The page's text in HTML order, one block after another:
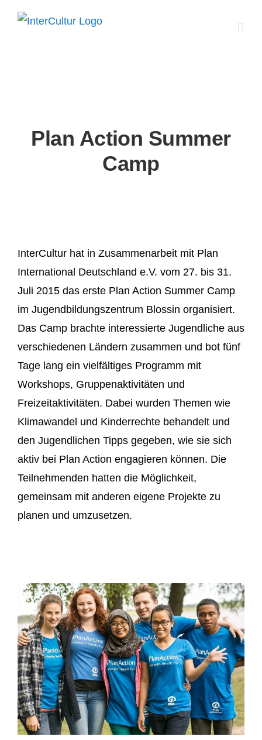
Zum
Plan Action Summer
Camp
InterCultur hat in Zusammenarbeit mit Plan
International Deutschland e.V. vom 27. bis 31.
Juli 2015 das erste Plan Action Summer Camp
im Jugendbildungszentrum Blossin organisiert.
Das Camp brachte interessierte Jugendliche aus
verschiedenen Ländern zusammen und bot fünf
Tage lang ein vielfältiges Programm mit
Workshops, Gruppenaktivitäten und
Freizeitaktivitäten. Dabei wurden Themen wie
Klimawandel und Kinderrechte behandelt und
den Jugendlichen Tipps gegeben, wie sie sich
aktiv bei Plan Action engagieren können. Die
Teilnehmenden hatten die Möglichkeit,
gemeinsam mit anderen eigene Projekte zu
planen und umzusetzen.